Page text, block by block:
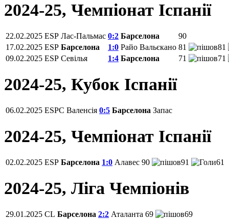
2024-25, Чемпiонат Іспанії
22.02.2025 ESP Лас-Пальмас 0:2 Барселона
90
17.02.2025 ESP Барселона 1:0 Райо Вальєкано 81
81
09.02.2025 ESP Севілья 1:4 Барселона 71 71
2024-25, Кубок Іспанії
06.02.2025 ESPC Валенсія 0:5 Барселона Запас
2024-25, Чемпiонат Іспанії
02.02.2025 ESP Барселона 1:0 Алавес 90 91 61
2024-25, Ліга Чемпіонів
29.01.2025 CL Барселона 2:2 Аталанта 69 69